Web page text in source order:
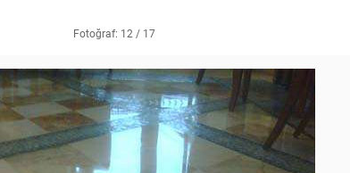
Fotoğraf: 12 / 17